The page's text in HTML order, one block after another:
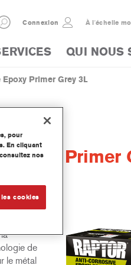
Connexion À l'échelle
QUI NOUS
Primer Grey 3L
Primer
de
le métal
pour
En cliquant
nos
cookies